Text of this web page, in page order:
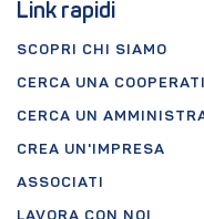
Link rapidi
SCOPRI CHI SIAMO
CERCA UNA
CERCA UN
CREA UN'IMPRESA
ASSOCIATI